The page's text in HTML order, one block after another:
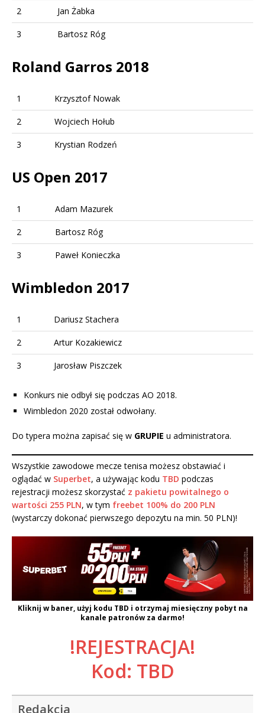
2 Jan Żabka
3 Bartosz Róg
Roland Garros 2018
1 Krzysztof Nowak
2 Wojciech Hołub
3 Krystian Rodzeń
US Open 2017
1 Adam Mazurek
2 Bartosz Róg
3 Paweł Konieczka
Wimbledon 2017
1 Dariusz Stachera
2 Artur Kozakiewicz
3 Jarosław Piszczek
Konkurs nie odbył się podczas AO 2018.
Wimbledon 2020 został odwołany.
Do typera można zapisać się w GRUPIE u administratora.
Wszystkie zawodowe mecze tenisa możesz obstawiać i
oglądać w Superbet, a używając kodu TBD podczas
rejestracji możesz skorzystać z pakietu powitalnego o
wartości 255 PLN, w tym freebet 100% do 200 PLN
(wystarczy dokonać pierwszego depozytu na min. 50 PLN)!
Kliknij w baner, użyj kodu TBD i otrzymaj miesięczny pobyt na
kanale patronów za darmo!
!REJESTRACJA!
Kod: TBD
Redakcja